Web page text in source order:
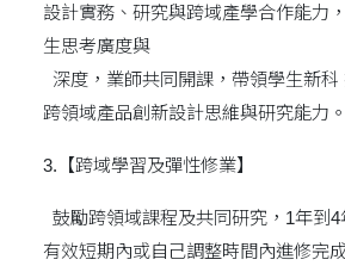
設計實務、研究與跨域產學合作能力
生思考廣度與
深度，業師共同開課，帶領學生新科
跨領域產品創新設計思維與研究能力。
3.【跨域學習及彈性修業】
鼓勵跨領域課程及共同研究，1年到4
有效短期內或自己調整時間內進修完